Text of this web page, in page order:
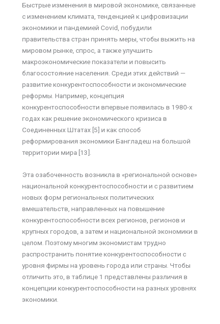
Быстрые изменения в мировой экономике, связанные
с изменением климата, тенденцией к цифровизации
экономики и пандемией Covid, побудили
правительства стран принять меры, чтобы выжить на
мировом рынке, спрос, а также улучшить
макроэкономические показатели и повысить
благосостояние населения. Среди этих действий —
развитие конкурентоспособности и экономические
реформы. Например, концепция
конкурентоспособности впервые появилась в 1980-х
годах как решение экономического кризиса в
Соединенных Штатах [5] и как способ
реформирования экономики Бангладеш на большой
территории мира [13].
Эта озабоченность возникла в «региональной основе»
национальной конкурентоспособности и с развитием
новых форм региональных политических
вмешательств, направленных на повышение
конкурентоспособности всех регионов, регионов и
крупных городов, а затем и национальной экономики в
целом. Поэтому многим экономистам трудно
распространить понятие конкурентоспособности с
уровня фирмы на уровень города или страны. Чтобы
отличить это, в таблице 1 представлены различия в
концепции конкурентоспособности на разных уровнях
экономики.